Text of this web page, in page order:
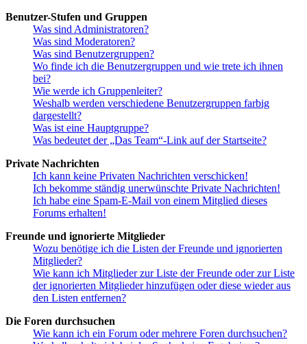
Benutzer-Stufen und Gruppen
Was sind Administratoren?
Was sind Moderatoren?
Was sind Benutzergruppen?
Wo finde ich die Benutzergruppen und wie trete ich ihnen
bei?
Wie werde ich Gruppenleiter?
Weshalb werden verschiedene Benutzergruppen farbig
dargestellt?
Was ist eine Hauptgruppe?
Was bedeutet der „Das Team“-Link auf der Startseite?
Private Nachrichten
Ich kann keine Privaten Nachrichten verschicken!
Ich bekomme ständig unerwünschte Private Nachrichten!
Ich habe eine Spam-E-Mail von einem Mitglied dieses
Forums erhalten!
Freunde und ignorierte Mitglieder
Wozu benötige ich die Listen der Freunde und ignorierten
Mitglieder?
Wie kann ich Mitglieder zur Liste der Freunde oder zur Liste
der ignorierten Mitglieder hinzufügen oder diese wieder aus
den Listen entfernen?
Die Foren durchsuchen
Wie kann ich ein Forum oder mehrere Foren durchsuchen?